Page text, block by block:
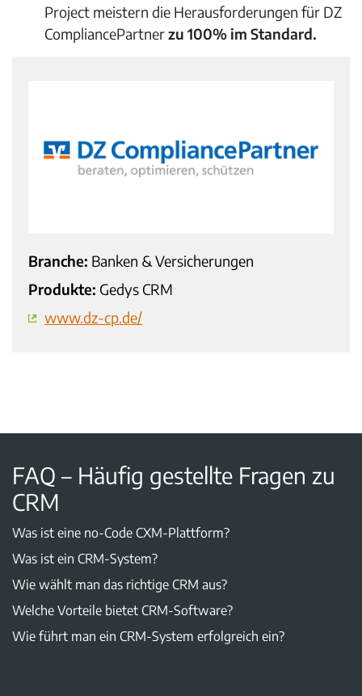
Project meistern die Herausforderungen für DZ
CompliancePartnerzu 100% im Standard.
Branche: Banken & Versicherungen
Produkte: Gedys CRM
www.dz-cp.de/
FAQ – Häufig gestellte Fragen zu
CRM
Was ist eine no-Code CXM-Plattform?
Was ist ein CRM-System?
Wie wählt man das richtige CRM aus?
Welche Vorteile bietet CRM-Software?
Wie führt man ein CRM-System erfolgreich ein?